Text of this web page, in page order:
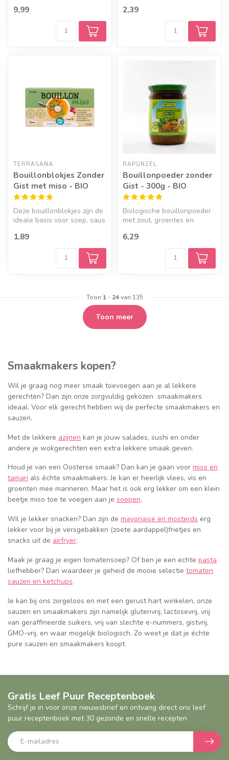
9,99 2,39
TERRASANA
Bouillonblokjes Zonder
Gist met miso - BIO
Deze bouillonblokjes zijn de
ideale basis voor soep, saus
1,89
RAPUNZEL
Bouillonpoeder zonder
Gist - 300g - BIO
Biologische bouillonpoeder
met zout, groentes en
6,29
Toon 1- 24van 135
Toon meer
Smaakmakers kopen?
Wil je graag nog meer smaak toevoegen aan je al lekkere
gerechten? Dan zijn onze zorgvuldig gekozen smaakmakers
ideaal. Voor elk gerecht hebben wij de perfecte smaakmakers en
sauzen.
Met de lekkere azijnen kan je jouw salades, sushi en onder
andere je wokgerechten een extra lekkere smaak geven.
Houd je van een Oosterse smaak? Dan kan je gaan voor miso en
tamari als échte smaakmakers. Je kan er heerlijk vlees, vis en
groenten mee marineren. Maar het is ook erg lekker om een klein
beetje miso toe te voegen aan je soepen.
Wil je lekker snacken? Dan zijn de mayonaise en mosterds erg
lekker voor bij je versgebakken (zoete aardappel)frietjes en
snacks uit de airfryer.
Maak je graag je eigen tomatensoep? Of ben je een echte pasta
liefhebber? Dan waardeer je geheid de mooie selectie tomaten
sauzen en ketchups.
Je kan bij ons zorgeloos en met een gerust hart winkelen, onze
sauzen en smaakmakers zijn namelijk glutenvrij, lactosevrij, vrij
van geraffineerde suikers, vrij van slechte e-nummers, gistvrij,
GMO-vrij, en waar mogelijk biologisch. Zo weet je dat je échte
pure sauzen en smaakmakers koopt.
Gratis Leef Puur Receptenboek
Schrijf je in voor onze nieuwsbrief en ontvang direct ons leef
puur receptenboek met 30 gezonde en snelle recepten